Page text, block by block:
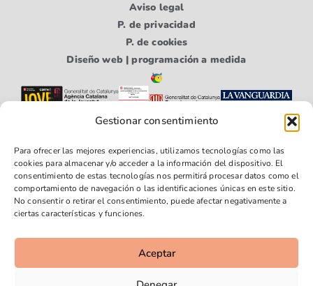
Gestionar consentimiento
Para ofrecer las mejores experiencias, utilizamos tecnologías como las
cookies para almacenar y/o acceder a la información del dispositivo. El
consentimiento de estas tecnologías nos permitirá procesar datos como el
comportamiento de navegación o las identificaciones únicas en este sitio.
No consentir o retirar el consentimiento, puede afectar negativamente a
ciertas características y funciones.
Aceptar
Aviso legal
P. de privacidad
P. de cookies
Diseño web | programación a medida
Síguenos
en
Faceboo
Síguenos
en
Youtube
Síguenos
Instagra